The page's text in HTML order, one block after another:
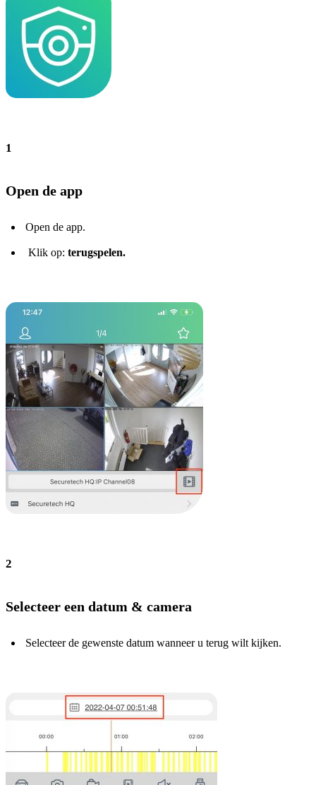
1
Open de app
Open de app.
Klik op: terugspelen.
2
Selecteer een datum & camera
Selecteer de gewenste datum wanneer u terug wilt kijken.